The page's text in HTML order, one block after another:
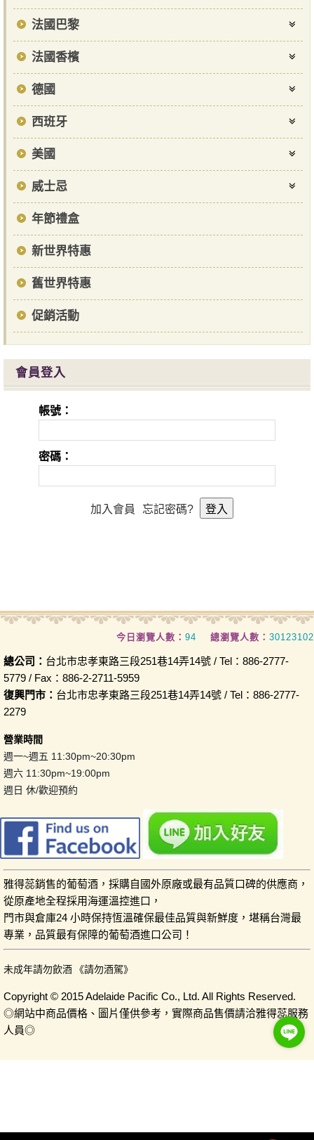
法國巴黎
法國香檳
德國
西班牙
美國
威士忌
年節禮盒
新世界特惠
舊世界特惠
促銷活動
會員登入
帳號：
密碼：
加入會員 忘記密碼?
今日瀏覽人數： 94 總瀏覽人數： 30123102
總公司： 台北市忠孝東路三段251巷14弄14號 / Tel：886-2777-
5779 / Fax：886-2-2711-5959
復興門市： 台北市忠孝東路三段251巷14弄14號 / Tel：886-2777-
2279
營業時間
週一~週五 11:30pm~20:30pm
週六 11:30pm~19:00pm
週日 休/歡迎預約
雅得蕊銷售的葡萄酒，採購自國外原廠或最有品質口碑的供應商，
從原產地全程採用海運溫控進口，
門市與倉庫24 小時保持恆溫確保最佳品質與新鮮度，堪稱台灣最
專業，品質最有保障的葡萄酒進口公司！
未成年請勿飲酒 《請勿酒駕》
Copyright © 2015 Adelaide Pacific Co., Ltd. All Rights Reserved.
◎網站中商品價格、圖片僅供參考，實際商品售價請洽雅得蕊服務
人員◎